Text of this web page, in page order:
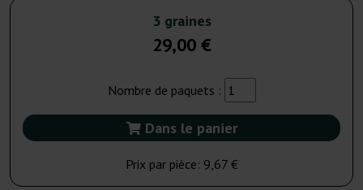
3 graines
29,00 €
Nombre de paquets :
Dans le panier
Prix par pièce: 9,67 €